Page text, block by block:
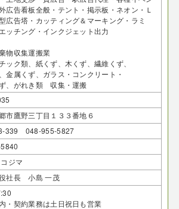
広告看板全般・テント・掲示板・ネオン・Ｌ
広告塔・カッティング＆マーキング・ラミ
ッチング・インクジェット出力
物収集運搬業
ック類、紙くず、木くず、繊維くず、
金属くず、ガラス・コンクリート・
、がれき類 収集・運搬
市鷹野三丁目１３３番地６
339 048-955-5827
ジマ
社長 小島 一茂
・契約業務は土日祝日も営業